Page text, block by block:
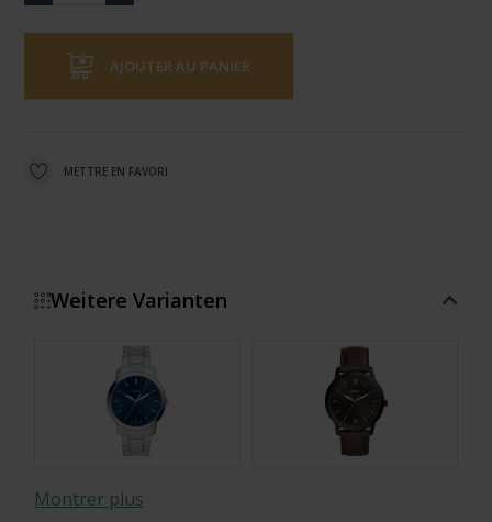
AJOUTER AU PANIER
METTRE EN FAVORI
Weitere Varianten
Montrer plus